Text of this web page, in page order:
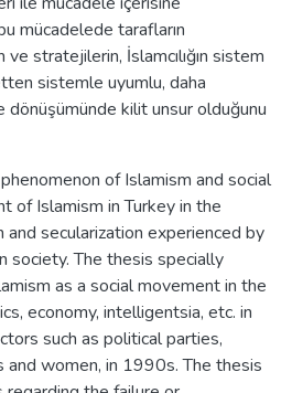
mücadelede tarafların
stratejilerin, İslamcılığın sistem
sistemle uyumlu, daha
dönüşümünde kilit unsur olduğunu
of Islamism and social
of Islamism in Turkey in the
secularization experienced by
society. The thesis specially
as a social movement in the
economy, intelligentsia, etc. in
such as political parties,
women, in 1990s. The thesis